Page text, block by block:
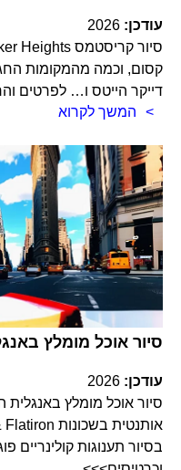
עודכן: 2026
קסום, וכמה מהמקומות
דייקר הייטס ו… לפרטים
המשך לקרוא
סיור אוכל מומלץ
עודכן: 2026
סיור אוכל מומלץ
אותנטית בשכונות NoMad & Flatiron.
בסיור תענוגות